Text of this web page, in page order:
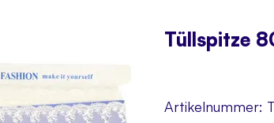
Tüllspitze
Artikelnummer: